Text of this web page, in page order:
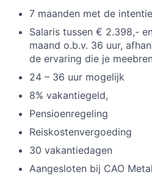
7 maanden met de
Salaris tussen € 2.398,-
maand o.b.v. 36 uur,
de ervaring die je
24 – 36 uur mogelijk
8% vakantiegeld,
Pensioenregeling
Reiskostenvergoeding
30 vakantiedagen
Aangesloten bij CAO